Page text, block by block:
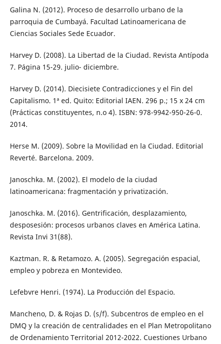
Galina N. (2012). Proceso de desarrollo urbano de la
parroquia de Cumbayá. Facultad Latinoamericana de
Ciencias Sociales Sede Ecuador.
Harvey D. (2008). La Libertad de la Ciudad. Revista Antípoda
7. Página 15-29. julio- diciembre.
Harvey D. (2014). Diecisiete Contradicciones y el Fin del
Capitalismo. 1ª ed. Quito: Editorial IAEN. 296 p.; 15 x 24 cm
(Prácticas constituyentes, n.o 4). ISBN: 978-9942-950-26-0.
2014.
Herse M. (2009). Sobre la Movilidad en la Ciudad. Editorial
Reverté. Barcelona. 2009.
Janoschka. M. (2002). El modelo de la ciudad
latinoamericana: fragmentación y privatización.
Janoschka. M. (2016). Gentrificación, desplazamiento,
desposesión: procesos urbanos claves en América Latina.
Revista Invi 31(88).
Kaztman. R. & Retamozo. A. (2005). Segregación espacial,
empleo y pobreza en Montevideo.
Lefebvre Henri. (1974). La Producción del Espacio.
Mancheno, D. & Rojas D. (s/f). Subcentros de empleo en el
DMQ y la creación de centralidades en el Plan Metropolitano
de Ordenamiento Territorial 2012-2022. Cuestiones Urbano